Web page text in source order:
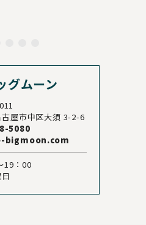
グムーン
古屋市中区大須 3-2-6
5080
bigmoon.com
19：00